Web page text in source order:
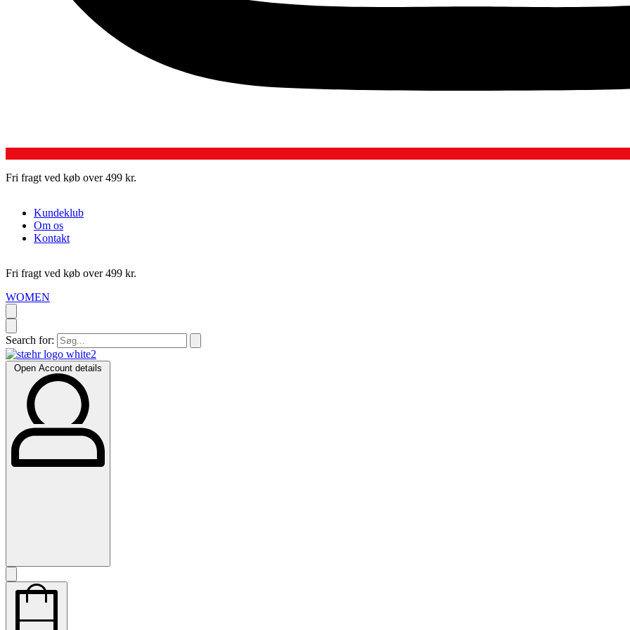
Fri fragt ved køb over 499 kr.
Kundeklub
Om os
Kontakt
Fri fragt ved køb over 499 kr.
WOMEN
Search for:
Open Account details